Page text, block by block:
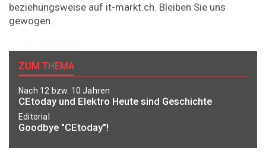
beziehungsweise auf it-markt.ch. Bleiben Sie uns
gewogen.
ZUM THEMA
Nach 12 bzw. 10 Jahren
CEtoday und Elektro Heute sind Geschichte
Editorial
Goodbye "CEtoday"!